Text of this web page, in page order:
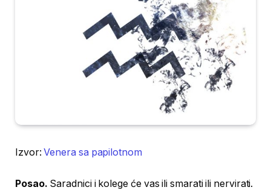
Izvor:Venera sa papilotnom
Posao. Saradnici i kolege će vas ili smarati ili nervirati.